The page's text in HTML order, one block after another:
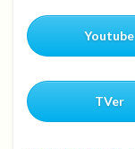
Youtube
TVer